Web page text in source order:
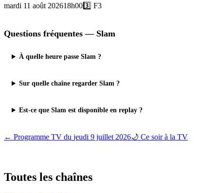
mardi 11 août 202618h003️⃣ F3
Questions fréquentes — Slam
À quelle heure passe Slam ?
Sur quelle chaîne regarder Slam ?
Est-ce que Slam est disponible en replay ?
← Programme TV du jeudi 9 juillet 2026🌙 Ce soir à la TV
Toutes les chaînes